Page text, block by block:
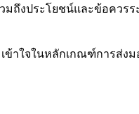
ถึงประโยชน์และข้อควร
าใจในหลักเกณฑ์การส่ง